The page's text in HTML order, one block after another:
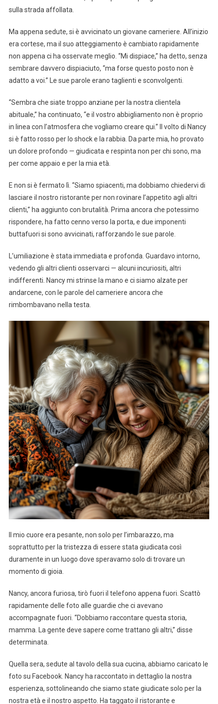
sulla strada affollata.
Ma appena sedute, si è avvicinato un giovane cameriere. All’inizio
era cortese, ma il suo atteggiamento è cambiato rapidamente
non appena ci ha osservate meglio. “Mi dispiace,” ha detto, senza
sembrare davvero dispiaciuto, “ma forse questo posto non è
adatto a voi.” Le sue parole erano taglienti e sconvolgenti.
“Sembra che siate troppo anziane per la nostra clientela
abituale,” ha continuato, “e il vostro abbigliamento non è proprio
in linea con l’atmosfera che vogliamo creare qui.” Il volto di Nancy
si è fatto rosso per lo shock e la rabbia. Da parte mia, ho provato
un dolore profondo — giudicata e respinta non per chi sono, ma
per come appaio e per la mia età.
E non si è fermato lì. “Siamo spiacenti, ma dobbiamo chiedervi di
lasciare il nostro ristorante per non rovinare l’appetito agli altri
clienti,” ha aggiunto con brutalità. Prima ancora che potessimo
rispondere, ha fatto cenno verso la porta, e due imponenti
buttafuori si sono avvicinati, rafforzando le sue parole.
L’umiliazione è stata immediata e profonda. Guardavo intorno,
vedendo gli altri clienti osservarci — alcuni incuriositi, altri
indifferenti. Nancy mi strinse la mano e ci siamo alzate per
andarcene, con le parole del cameriere ancora che
rimbombavano nella testa.
Il mio cuore era pesante, non solo per l’imbarazzo, ma
soprattutto per la tristezza di essere stata giudicata così
duramente in un luogo dove speravamo solo di trovare un
momento di gioia.
Nancy, ancora furiosa, tirò fuori il telefono appena fuori. Scattò
rapidamente delle foto alle guardie che ci avevano
accompagnate fuori. “Dobbiamo raccontare questa storia,
mamma. La gente deve sapere come trattano gli altri,” disse
determinata.
Quella sera, sedute al tavolo della sua cucina, abbiamo caricato le
foto su Facebook. Nancy ha raccontato in dettaglio la nostra
esperienza, sottolineando che siamo state giudicate solo per la
nostra età e il nostro aspetto. Ha taggato il ristorante e